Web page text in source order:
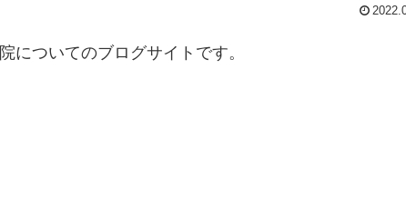
についてのブログサイトです。